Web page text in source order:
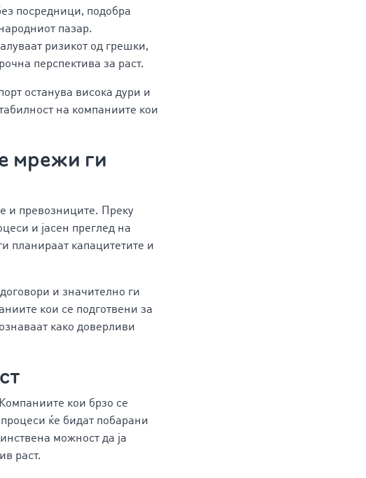
посредници, подобра
пазар.
ризикот од грешки,
перспектива за раст.
останува висока дури и
на компаниите кои
мрежи ги
и превозниците. Преку
и јасен преглед на
планираат капацитетите и
и значително ги
кои се подготвени за
како доверливи
кои брзо се
ќе бидат побарани
можност да ја
раст.